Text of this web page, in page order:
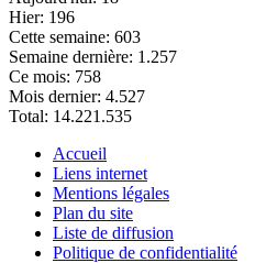
Hier: 196
Cette semaine: 603
Semaine dernière: 1.257
Ce mois: 758
Mois dernier: 4.527
Total: 14.221.535
Accueil
Liens internet
Mentions légales
Plan du site
Liste de diffusion
Politique de confidentialité